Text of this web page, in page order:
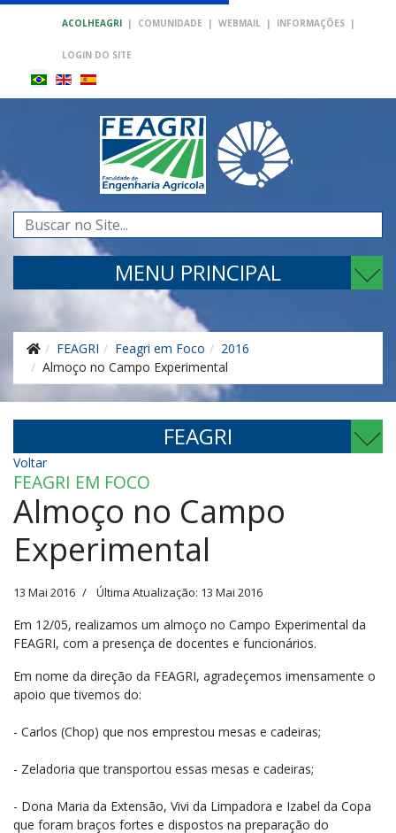
ACOLHEAGRI | COMUNIDADE | WEBMAIL | INFORMAÇÕES |
LOGIN DO SITE
Pesquisar...
MENU PRINCIPAL
FEAGRI Feagri em Foco
2016
Almoço no Campo Experimental
FEAGRI
Voltar
FEAGRI EM FOCO
Almoço no Campo
Experimental
13 Mai 2016 Última Atualização: 13 Mai 2016
Em 12/05, realizamos um almoço no Campo Experimental da
FEAGRI, com a presença de docentes e funcionários.
Em nome da direção da FEAGRI, agradeçemos imensamente o
apoio que tivemos do:
- Carlos (Chop) que nos emprestou mesas e cadeiras;
- Zeladoria que transportou essas mesas e cadeiras;
- Dona Maria da Extensão, Vivi da Limpadora e Izabel da Copa
que foram braços fortes e dispostos na preparação do